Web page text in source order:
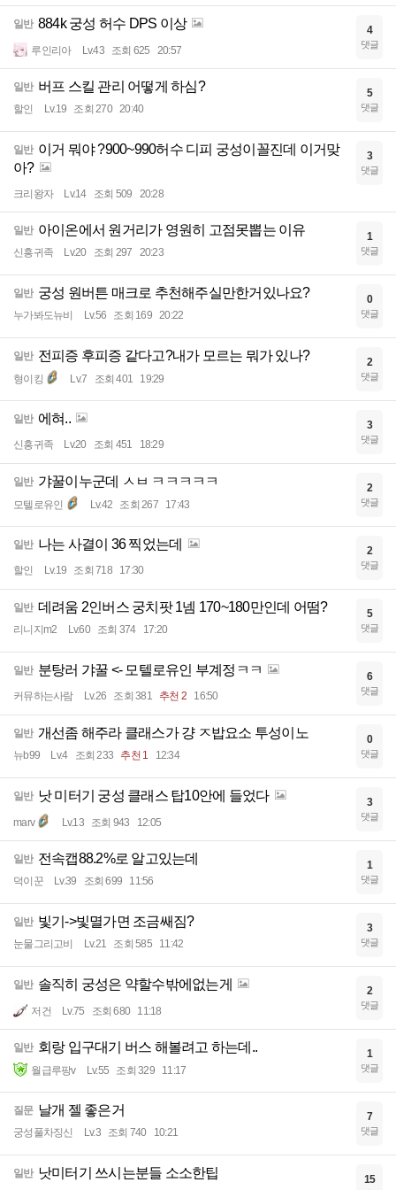
일반 884k 궁성 허수 DPS 이상
루인리아 Lv.43 조회 625 20:57
4
댓글
일반 버프 스킬 관리 어떻게 하심?
할인 Lv.19 조회 270 20:40
5
댓글
일반 이거 뭐야 ?900~990허수 디피 궁성이꼴진데 이거맞
아?
크리왕자 Lv.14 조회 509 20:28
3
댓글
일반 아이온에서 원거리가 영원히 고점못뽑는 이유
신흥귀족 Lv.20 조회 297 20:23
1
댓글
일반 궁성 원버튼 매크로 추천해주실만한거있나요?
누가봐도뉴비 Lv.56 조회 169 20:22
0
댓글
일반 전피증 후피증 같다고?내가 모르는 뭐가 있나?
형이킹 Lv.7 조회 401 19:29
2
댓글
일반 에혀..
신흥귀족 Lv.20 조회 451 18:29
3
댓글
일반 갸꿀이누군데 ㅅㅂ ㅋㅋㅋㅋㅋ
모텔로유인 Lv.42 조회 267 17:43
2
댓글
일반 나는 사결이 36 찍었는데
할인 Lv.19 조회 718 17:30
2
댓글
일반 데려움 2인버스 궁치팟 1넴 170~180만인데 어떰?
리니지m2 Lv.60 조회 374 17:20
5
댓글
일반 분탕러 갸꿀 <- 모텔로유인 부계정ㅋㅋ
커뮤하는사람 Lv.26 조회 381 추천 2 16:50
6
댓글
일반 개선좀 해주라 클래스가 걍 ㅈ밥요소 투성이노
뉴b99 Lv.4 조회 233 추천 1 12:34
0
댓글
일반 낫 미터기 궁성 클래스 탑10안에 들었다
marv Lv.13 조회 943 12:05
3
댓글
일반 전속캡88.2%로 알고있는데
덕이꾼 Lv.39 조회 699 11:56
1
댓글
일반 빛기->빛멸가면 조금쌔짐?
눈물그리고비 Lv.21 조회 585 11:42
3
댓글
일반 솔직히 궁성은 약할수밖에없는게
저건 Lv.75 조회 680 11:18
2
댓글
일반 회랑 입구대기 버스 해볼려고 하는데..
월급루팡v Lv.55 조회 329 11:17
1
댓글
질문 날개 젤 좋은거
궁성풀차징신 Lv.3 조회 740 10:21
7
댓글
일반 낫미터기 쓰시는분들 소소한팁 15